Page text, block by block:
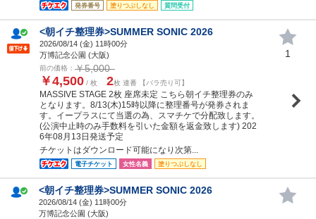
発券番号 塗りつぶしなし 質問受付
<朝イチ整理券>SUMMER SONIC 2026
2026/08/14 (金) 11時00分
万博記念公園 (大阪)
前の価格： ￥5,000
￥4,500 / 枚 2枚 連番 【バラ売り可】
MASSIVE STAGE 2枚 座席未定 こちら朝イチ整理券のみ
となります。8/13(木)15時以降に整理番号が発券されま
す。イープラスにて当選の為、スマチケで分配致します。
(公演中止時のみ手数料を引いた金額を返金致します) 202
6年08月13日発送予定
チケットはダウンロード可能になり次第...
電子チケット 女性名義 塗りつぶしなし
1
<朝イチ整理券>SUMMER SONIC 2026
2026/08/14 (金) 11時00分
万博記念公園 (大阪)